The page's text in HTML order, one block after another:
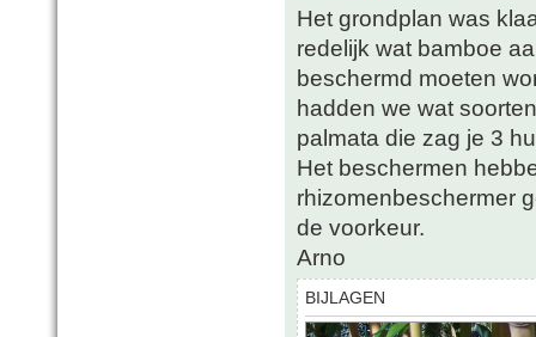
Het grondplan was
redelijk wat bamboe
beschermd moeten
hadden we wat
palmata die zag je 3
Het beschermen
rhizomenbeschermer
de voorkeur.
Arno
BIJLAGEN